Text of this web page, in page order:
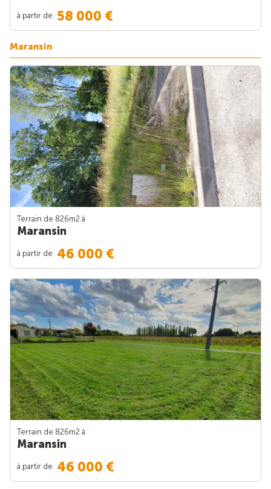
à partir de 58 000 €
Maransin
Terrain de 826m2 à
Maransin
à partir de 46 000 €
Terrain de 826m2 à
Maransin
à partir de 46 000 €